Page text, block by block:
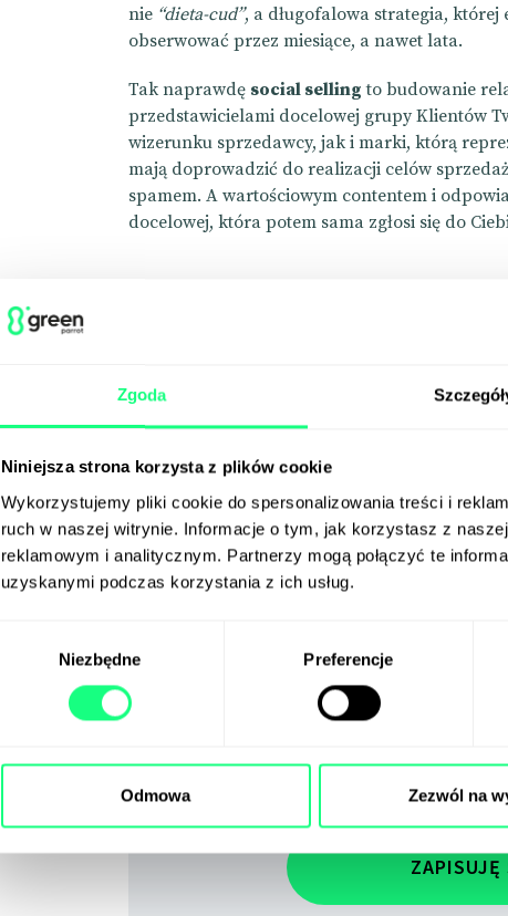
Zgoda
Niniejsza strona korzysta z plików cookie
Wykorzystujemy pliki cookie do spersonalizowania treści i
ruch w naszej witrynie. Informacje o tym, jak korzystasz z
reklamowym i analitycznym. Partnerzy mogą połączyć te
uzyskanymi podczas korzystania z ich usług.
Niezbędne Preferencje
Odmowa Zezwól na
nie “dieta-cud”, a długofalowa strategia,
obserwować przez miesiące, a nawet lata.
Tak naprawdę social selling to budowanie
przedstawicielami docelowej grupy Klientów
wizerunku sprzedawcy, jak i marki, którą
mają doprowadzić do realizacji celów
spamem. A wartościowym contentem i
docelowej, która potem sama zgłosi się do
Zapisz
marketingowym, opisanym wPolityce
ZAPISUJĘ